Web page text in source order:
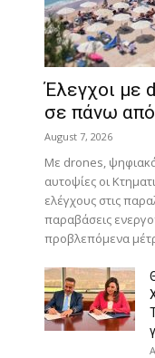
Έλεγχοι με
σε πάνω
August 7, 2026
Με drones,
αυτοψίες οι
ελέγχους στις
παραβάσεις
προβλεπόμενα